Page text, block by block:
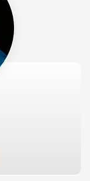
e atrações
concierge,
e mais de
de exclusividade e